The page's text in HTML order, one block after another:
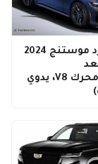
سعر فورد موستنج 2024
التحديث(محرك V8، يدوي